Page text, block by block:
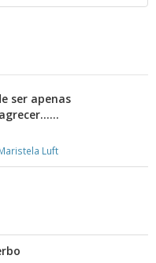
ser apenas
Luft